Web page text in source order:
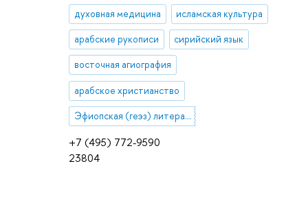
+7 (495) 772-9590
23804
духовная медицина исламская культура
арабские рукописи сирийский язык
восточная агиография
арабское христианство
Эфиопская (геэз) литература